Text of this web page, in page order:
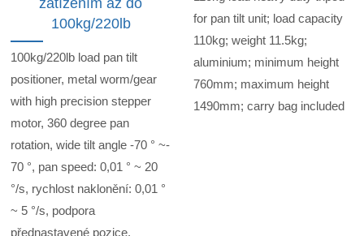
zatížením až do
100kg/220lb
100kg/220lb load pan tilt
positioner, metal worm/gear
with high precision stepper
motor, 360 degree pan
rotation, wide tilt angle -70 ° ~-
70 °, pan speed: 0,01 ° ~ 20
°/s, rychlost naklonění: 0,01 °
~ 5 °/s, podpora
přednastavené pozice,
for pan tilt unit; load capacity
110kg; weight 11.5kg;
aluminium; minimum height
760mm; maximum height
1490mm; carry bag included